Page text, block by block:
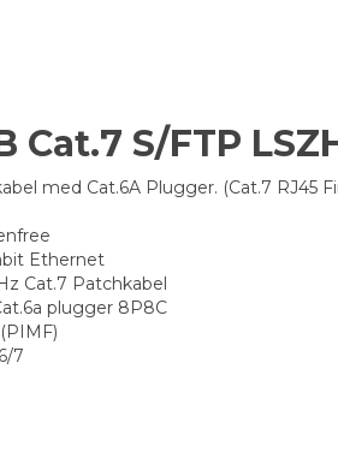
Cat.7 S/FTP
med Cat.6A Plugger. (Cat.7
Ethernet
Cat.7 Patchkabel
plugger 8P8C
7